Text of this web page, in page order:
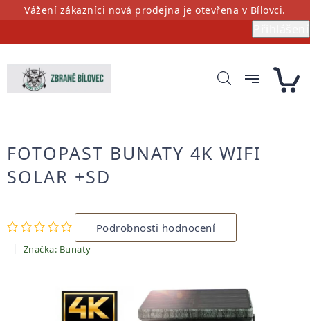
PřejítVážení zákazníci nová prodejna je otevřena v Bílovci.
FOTOPAST BUNATY 4K WIFI
SOLAR +SD
Průměrné
hodnocení
produktu
je
5
hvězdiček.
Podrobnosti hodnocení
Značka: Bunaty